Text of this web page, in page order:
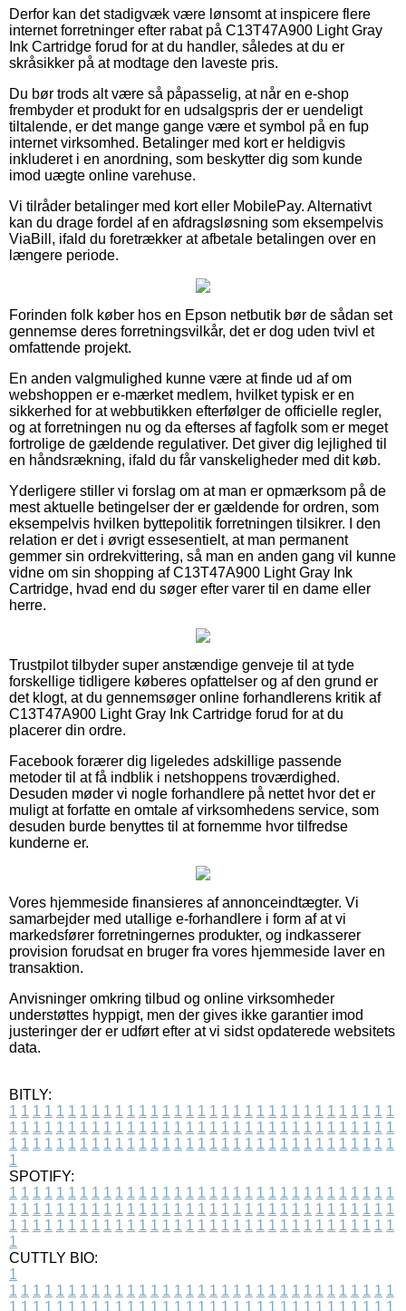
Derfor kan det stadigvæk være lønsomt at inspicere flere
internet forretninger efter rabat på C13T47A900 Light Gray
Ink Cartridge forud for at du handler, således at du er
skråsikker på at modtage den laveste pris.
Du bør trods alt være så påpasselig, at når en e-shop
frembyder et produkt for en udsalgspris der er uendeligt
tiltalende, er det mange gange være et symbol på en fup
internet virksomhed. Betalinger med kort er heldigvis
inkluderet i en anordning, som beskytter dig som kunde
imod uægte online varehuse.
Vi tilråder betalinger med kort eller MobilePay. Alternativt
kan du drage fordel af en afdragsløsning som eksempelvis
ViaBill, ifald du foretrækker at afbetale betalingen over en
længere periode.
Forinden folk køber hos en Epson netbutik bør de sådan set
gennemse deres forretningsvilkår, det er dog uden tvivl et
omfattende projekt.
En anden valgmulighed kunne være at finde ud af om
webshoppen er e-mærket medlem, hvilket typisk er en
sikkerhed for at webbutikken efterfølger de officielle regler,
og at forretningen nu og da efterses af fagfolk som er meget
fortrolige de gældende regulativer. Det giver dig lejlighed til
en håndsrækning, ifald du får vanskeligheder med dit køb.
Yderligere stiller vi forslag om at man er opmærksom på de
mest aktuelle betingelser der er gældende for ordren, som
eksempelvis hvilken byttepolitik forretningen tilsikrer. I den
relation er det i øvrigt essesentielt, at man permanent
gemmer sin ordrekvittering, så man en anden gang vil kunne
vidne om sin shopping af C13T47A900 Light Gray Ink
Cartridge, hvad end du søger efter varer til en dame eller
herre.
Trustpilot tilbyder super anstændige genveje til at tyde
forskellige tidligere køberes opfattelser og af den grund er
det klogt, at du gennemsøger online forhandlerens kritik af
C13T47A900 Light Gray Ink Cartridge forud for at du
placerer din ordre.
Facebook forærer dig ligeledes adskillige passende
metoder til at få indblik i netshoppens troværdighed.
Desuden møder vi nogle forhandlere på nettet hvor det er
muligt at forfatte en omtale af virksomhedens service, som
desuden burde benyttes til at fornemme hvor tilfredse
kunderne er.
Vores hjemmeside finansieres af annonceindtægter. Vi
samarbejder med utallige e-forhandlere i form af at vi
markedsfører forretningernes produkter, og indkasserer
provision forudsat en bruger fra vores hjemmeside laver en
transaktion.
Anvisninger omkring tilbud og online virksomheder
understøttes hyppigt, men der gives ikke garantier imod
justeringer der er udført efter at vi sidst opdaterede websitets
data.
BITLY:
1 1 1 1 1 1 1 1 1 1 1 1 1 1 1 1 1 1 1 1 1 1 1 1 1 1 1 1 1 1 1 1 1
1 1 1 1 1 1 1 1 1 1 1 1 1 1 1 1 1 1 1 1 1 1 1 1 1 1 1 1 1 1 1 1 1
1 1 1 1 1 1 1 1 1 1 1 1 1 1 1 1 1 1 1 1 1 1 1 1 1 1 1 1 1 1 1 1 1
1
SPOTIFY:
1 1 1 1 1 1 1 1 1 1 1 1 1 1 1 1 1 1 1 1 1 1 1 1 1 1 1 1 1 1 1 1 1
1 1 1 1 1 1 1 1 1 1 1 1 1 1 1 1 1 1 1 1 1 1 1 1 1 1 1 1 1 1 1 1 1
1 1 1 1 1 1 1 1 1 1 1 1 1 1 1 1 1 1 1 1 1 1 1 1 1 1 1 1 1 1 1 1 1
1
CUTTLY BIO:
1
1 1 1 1 1 1 1 1 1 1 1 1 1 1 1 1 1 1 1 1 1 1 1 1 1 1 1 1 1 1 1 1 1
1 1 1 1 1 1 1 1 1 1 1 1 1 1 1 1 1 1 1 1 1 1 1 1 1 1 1 1 1 1 1 1 1